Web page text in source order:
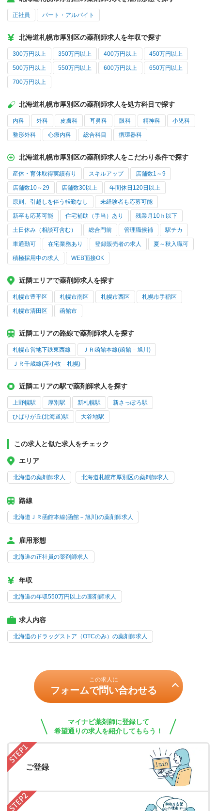
正社員 パート・アルバイト
北海道札幌市厚別区の薬剤師求人を年収で探す
300万円以上 350万円以上 400万円以上 450万円以上
500万円以上 550万円以上 600万円以上 650万円以上
700万円以上
北海道札幌市厚別区の薬剤師求人を処方科目で探す
内科 外科 皮膚科 耳鼻科 眼科 精神科 小児科
整形外科 心療内科 総合科目 循環器科
北海道札幌市厚別区の薬剤師求人をこだわり条件で探す
産休・育休取得実績有り スキルアップ 店舗数1～9
店舗数10～29 店舗数30以上 年間休日120日以上
原則、引越しを伴う転勤なし 未経験者も応募可能
新卒も応募可能 住宅補助（手当）あり 残業月10ｈ以下
土日休み（相談可含む） 総合門前 管理職候補 駅チカ
車通勤可 在宅業務あり 登録販売者の求人 夏～秋入職可
積極採用中の求人 WEB面接OK
近隣エリアで薬剤師求人を探す
札幌市豊平区 札幌市南区 札幌市西区 札幌市手稲区
札幌市清田区 函館市
近隣エリアの路線で薬剤師求人を探す
札幌市営地下鉄東西線 ＪＲ函館本線(函館－旭川)
ＪＲ千歳線(苫小牧－札幌)
近隣エリアの駅で薬剤師求人を探す
上野幌駅 厚別駅 新札幌駅 新さっぽろ駅
ひばりが丘(北海道)駅 大谷地駅
この求人と似た求人をチェック
エリア
北海道の薬剤師求人 北海道札幌市厚別区の薬剤師求人
路線
北海道ＪＲ函館本線(函館－旭川)の薬剤師求人
雇用形態
北海道の正社員の薬剤師求人
年収
北海道の年収550万円以上の薬剤師求人
求人内容
北海道のドラッグストア（OTCのみ）の薬剤師求人
この求人に
フォームで問い合わせる
マイナビ薬剤師に登録して
希望通りの求人を紹介してもらう！
ご登録